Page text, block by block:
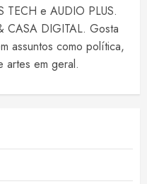
TECH e AUDIO PLUS.
CASA DIGITAL. Gosta
assuntos como política,
artes em geral.